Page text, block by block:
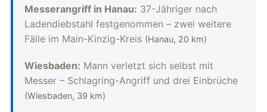
Messerangriff in Hanau: 37-Jähriger nach
Ladendiebstahl festgenommen – zwei weitere
Fälle im Main-Kinzig-Kreis (Hanau, 20 km)
Wiesbaden: Mann verletzt sich selbst mit
Messer – Schlagring-Angriff und drei Einbrüche
(Wiesbaden, 39 km)